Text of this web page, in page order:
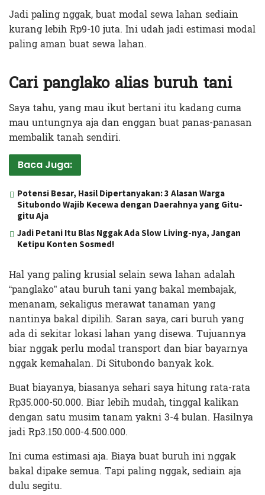
Jadi paling nggak, buat modal sewa lahan sediain
kurang lebih Rp9-10 juta. Ini udah jadi estimasi modal
paling aman buat sewa lahan.
Cari panglako alias buruh tani
Saya tahu, yang mau ikut bertani itu kadang cuma
mau untungnya aja dan enggan buat panas-panasan
membalik tanah sendiri.
Baca Juga:
Potensi Besar, Hasil Dipertanyakan: 3 Alasan Warga
Situbondo Wajib Kecewa dengan Daerahnya yang Gitu-
gitu Aja
Jadi Petani Itu Blas Nggak Ada Slow Living-nya, Jangan
Ketipu Konten Sosmed!
Hal yang paling krusial selain sewa lahan adalah
“panglako” atau buruh tani yang bakal membajak,
menanam, sekaligus merawat tanaman yang
nantinya bakal dipilih. Saran saya, cari buruh yang
ada di sekitar lokasi lahan yang disewa. Tujuannya
biar nggak perlu modal transport dan biar bayarnya
nggak kemahalan. Di Situbondo banyak kok.
Buat biayanya, biasanya sehari saya hitung rata-rata
Rp35.000-50.000. Biar lebih mudah, tinggal kalikan
dengan satu musim tanam yakni 3-4 bulan. Hasilnya
jadi Rp3.150.000-4.500.000.
Ini cuma estimasi aja. Biaya buat buruh ini nggak
bakal dipake semua. Tapi paling nggak, sediain aja
dulu segitu.